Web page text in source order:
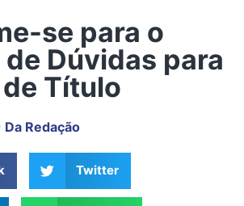
se para o
Dúvidas para
Título
Da Redação
Twitter